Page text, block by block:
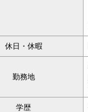
休日・休暇
勤務地
学歴